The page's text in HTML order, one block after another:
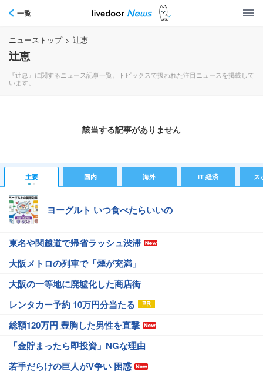
一覧
ニューストップ > 辻恵
辻恵
『辻恵』に関するニュース記事一覧。トピックスで扱われた注目ニュースを掲載して
います。
該当する記事がありません
主要 国内 海外 IT 経済 ス
ヨーグルト いつ食べたらいいの
東名や関越道で帰省ラッシュ渋滞
大阪メトロの列車で「煙が充満」
大阪の一等地に廃墟化した商店街
レンタカー予約 10万円分当たる
総額120万円 豊胸した男性を直撃
「金貯まったら即投資」NGな理由
若手だらけの巨人がV争い 困惑